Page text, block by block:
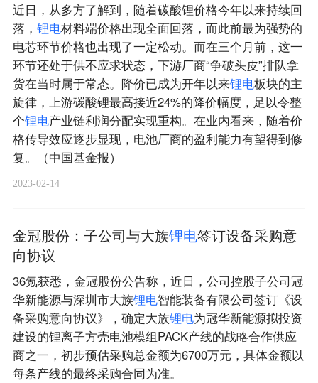
近日，从多方了解到，随着碳酸锂价格今年以来持续回
落， 锂电材料端价格出现全面回落，而此前最为强势的
电芯环节价格也出现了一定松动。而在三个月前，这一
环节还处于供不应求状态，下游厂商“争破头皮”排队拿
货在当时属于常态。降价已成为开年以来锂电板块的主
旋律，上游碳酸锂最高接近24%的降价幅度，足以令整
个锂电产业链利润分配实现重构。在业内看来，随着价
格传导效应逐步显现，电池厂商的盈利能力有望得到修
复。（中国基金报）
2023-02-14
金冠股份：子公司与大族锂电签订设备采购意
向协议
36氪获悉，金冠股份公告称，近日，公司控股子公司冠
华新能源与深圳市大族锂电智能装备有限公司签订《设
备采购意向协议》，确定大族锂电为冠华新能源拟投资
建设的锂离子方壳电池模组PACK产线的战略合作供应
商之一，初步预估采购总金额为6700万元，具体金额以
每条产线的最终采购合同为准。